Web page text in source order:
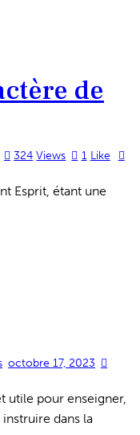
de
324 Views 1 Like
Esprit, étant une
octobre 17, 2023
utile pour enseigner,
dans la